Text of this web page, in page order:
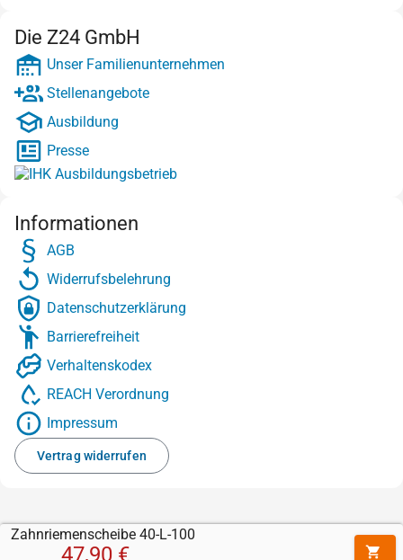
Zahnriemenscheibe 40-L-100
47,90 €
Die Z24 GmbH
Unser Familienunternehmen
Stellenangebote
Ausbildung
Presse
Informationen
AGB
Widerrufsbelehrung
Datenschutzerklärung
Barrierefreiheit
Verhaltenskodex
REACH Verordnung
Impressum
Vertrag widerrufen